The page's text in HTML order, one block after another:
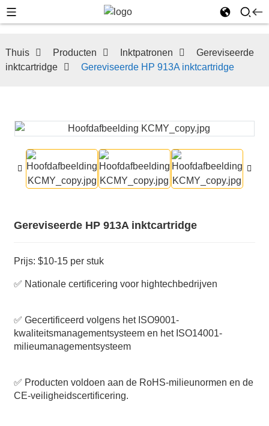
Thuis Producten Inktpatronen
Gereviseerde
inktcartridge
Gereviseerde HP 913A inktcartridge
Gereviseerde HP 913A inktcartridge
Prijs: $10-15 per stuk
✅ Nationale certificering voor hightechbedrijven
✅ Gecertificeerd volgens het ISO9001-
kwaliteitsmanagementsysteem en het ISO14001-
milieumanagementsysteem
✅ Producten voldoen aan de RoHS-milieunormen en de
CE-veiligheidscertificering.